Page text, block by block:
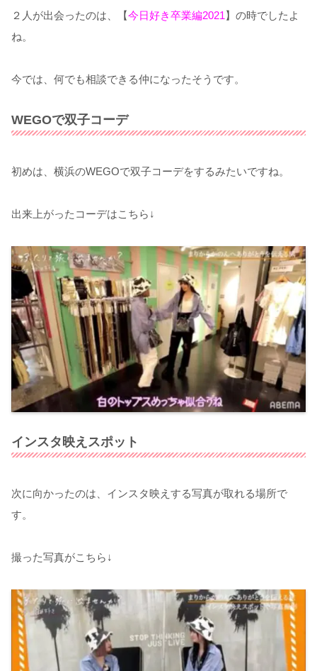
２人が出会ったのは、【今日好き卒業編2021】の時でしたよ
ね。
今では、何でも相談できる仲になったそうです。
WEGOで双子コーデ
初めは、横浜のWEGOで双子コーデをするみたいですね。
出来上がったコーデはこちら↓
インスタ映えスポット
次に向かったのは、インスタ映えする写真が取れる場所で
す。
撮った写真がこちら↓